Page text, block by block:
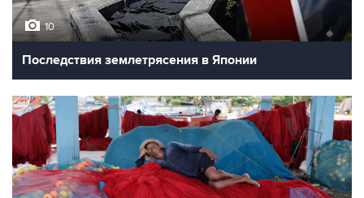
10
Последствия землетрясения в Японии